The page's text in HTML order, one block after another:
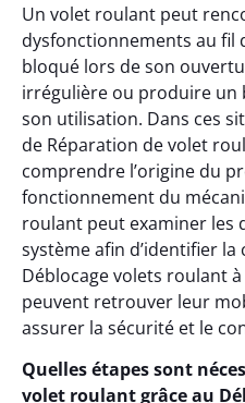
Un volet roulant peut
dysfonctionnements au fil
bloqué lors de son
irrégulière ou produire
son utilisation. Dans ces
de Réparation de volet
comprendre l’origine du
fonctionnement du
roulant peut examiner les
système afin d’identifier la
Déblocage volets roulant
peuvent retrouver leur
assurer la sécurité et le
Quelles étapes sont
volet roulant grâce au